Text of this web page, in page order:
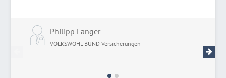
Philipp Langer
VOLKSWOHL BUND Versicherungen